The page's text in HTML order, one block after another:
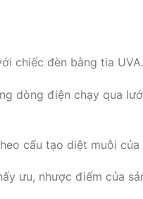
chiếc đèn bằng tia UVA.
dòng điện chạy qua
cấu tạo diệt muỗi của
ưu, nhược điểm của